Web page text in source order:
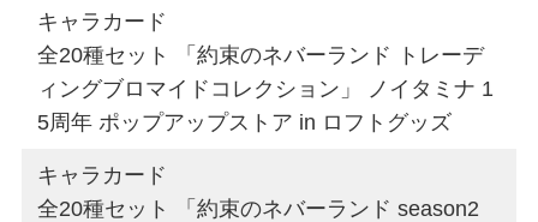
キャラカード
全20種セット 「約束のネバーランド トレーデ
ィングブロマイドコレクション」 ノイタミナ 1
5周年 ポップアップストア in ロフトグッズ
キャラカード
全20種セット 「約束のネバーランド season2